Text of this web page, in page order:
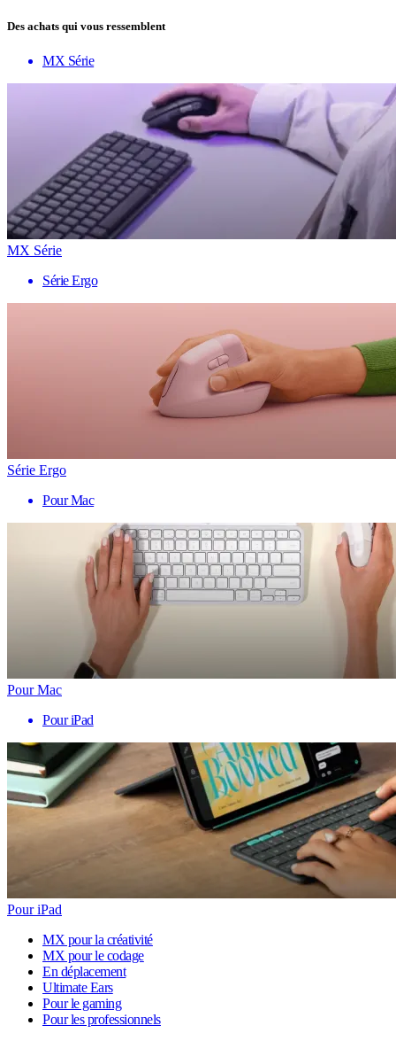
Des achats qui vous ressemblent
MX Série
MX Série
Série Ergo
Série Ergo
Pour Mac
Pour Mac
Pour iPad
Pour iPad
MX pour la créativité
MX pour le codage
En déplacement
Ultimate Ears
Pour le gaming
Pour les professionnels